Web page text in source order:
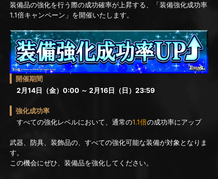
装備品の強化を行う際の成功確率が上昇する、「装備強化成功率
1.1倍キャンペーン」を開催いたします。
開催期間
2月14日（金）0:00 ～ 2月16日（日）23:59
強化成功率
すべての強化レベルにおいて、通常の1.1倍の成功率にアップ
武器、防具、装飾品の、すべての強化可能な装備が対象となりま
す。
この機会にぜひ、装備品を強化してください。